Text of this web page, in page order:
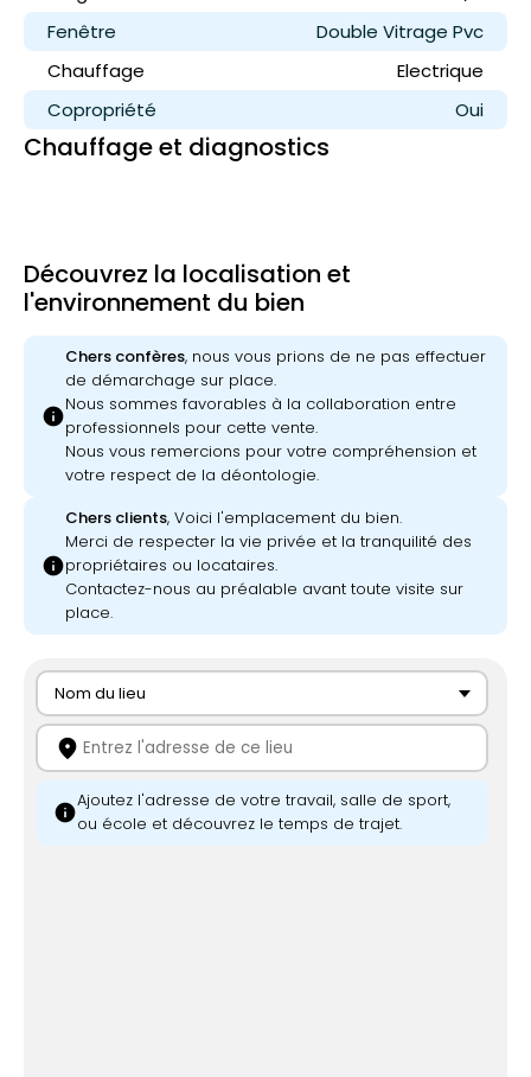
Fenêtre
Double Vitrage Pvc
Chauffage
Electrique
Copropriété
Oui
Chauffage et diagnostics
Découvrez la localisation et
l'environnement du bien
info
Chers confères, nous vous prions de ne pas effectuer
de démarchage sur place.
Nous sommes favorables à la collaboration entre
professionnels pour cette vente.
Nous vous remercions pour votre compréhension et
votre respect de la déontologie.
info
Chers clients, Voici l'emplacement du bien.
Merci de respecter la vie privée et la tranquilité des
propriétaires ou locataires.
Contactez-nous au préalable avant toute visite sur
place.
Nom du lieu
location_on
infoAjoutez l'adresse de votre travail, salle de sport,
ou école et découvrez le temps de trajet.